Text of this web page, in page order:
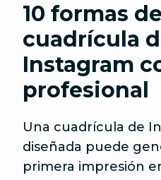
10 formas
cuadrícula
Instagram
profesional
Una cuadrícula de
diseñada puede
primera impresión